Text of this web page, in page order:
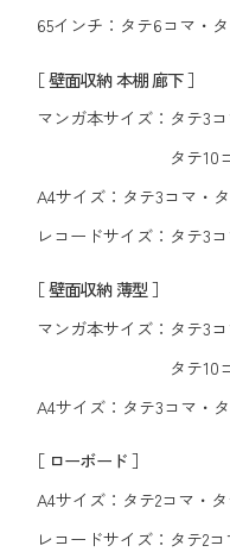
65インチ： タテ6コマ ・
［ 壁面収納 本棚 廊下 ］
マンガ本サイズ： タテ3
タテ10
A4サイズ： タテ3コマ ・
レコードサイズ： タテ3
［ 壁面収納 薄型 ］
マンガ本サイズ： タテ3
タテ10
A4サイズ： タテ3コマ ・
［ ローボード ］
A4サイズ： タテ2コマ ・
レコードサイズ： タテ2コ